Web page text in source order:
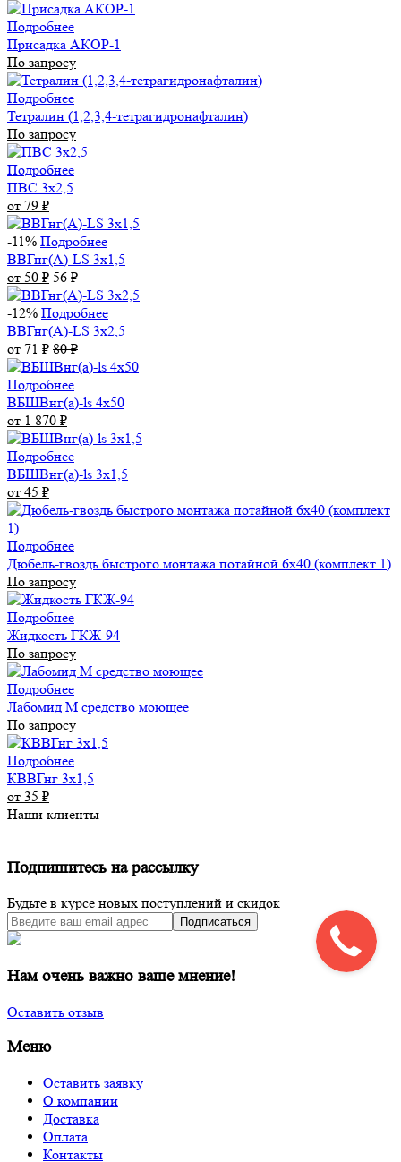
Подробнее
Присадка АКОР-1
По запросу
Подробнее
Тетралин (1,2,3,4-тетрагидронафталин)
По запросу
Подробнее
ПВС 3х2,5
от 79 ₽
-11% Подробнее
ВВГнг(А)-LS 3х1,5
от 50 ₽ 56₽
-12% Подробнее
ВВГнг(А)-LS 3х2,5
от 71 ₽ 80₽
Подробнее
ВБШВнг(а)-ls 4x50
от 1 870 ₽
Подробнее
ВБШВнг(а)-ls 3х1,5
от 45 ₽
Подробнее
Дюбель-гвоздь быстрого монтажа потайной 6х40 (комплект 1)
По запросу
Подробнее
Жидкость ГКЖ-94
По запросу
Подробнее
Лабомид М средство моющее
По запросу
Подробнее
КВВГнг 3х1,5
от 35 ₽
Наши клиенты
Подпишитесь на рассылку
Будьте в курсе новых поступлений и скидок
Подписаться
Нам очень важно ваше мнение!
Оставить отзыв
Меню
Оставить заявку
О компании
Доставка
Оплата
Контакты